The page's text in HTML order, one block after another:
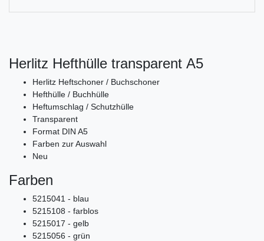
Herlitz Hefthülle transparent A5
Herlitz Heftschoner / Buchschoner
Hefthülle / Buchhülle
Heftumschlag / Schutzhülle
Transparent
Format DIN A5
Farben zur Auswahl
Neu
Farben
5215041 - blau
5215108 - farblos
5215017 - gelb
5215056 - grün